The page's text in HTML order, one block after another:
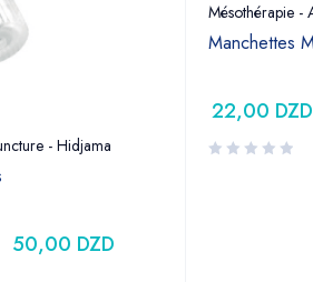
- Hidjama
50,00 DZD
Mésothérapie -
Manchettes
22,00 DZD